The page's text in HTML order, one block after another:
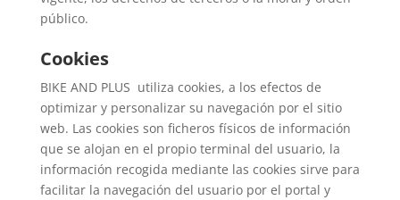
público.
Cookies
BIKE AND PLUS utiliza cookies, a los efectos de
optimizar y personalizar su navegación por el sitio
web. Las cookies son ficheros físicos de información
que se alojan en el propio terminal del usuario, la
información recogida mediante las cookies sirve para
facilitar la navegación del usuario por el portal y